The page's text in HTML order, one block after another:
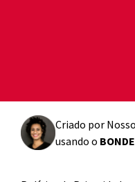
Criado por
usando o BONDE